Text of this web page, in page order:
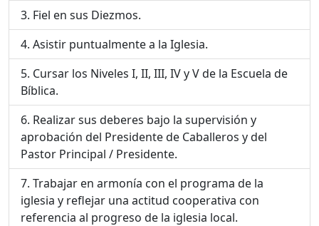
Fiel en sus Diezmos.
Asistir puntualmente a la Iglesia.
Cursar los Niveles I, II, III, IV y V de la Escuela de
Bíblica.
Realizar sus deberes bajo la supervisión y
aprobación del Presidente de Caballeros y del
Pastor Principal / Presidente.
Trabajar en armonía con el programa de la
iglesia y reflejar una actitud cooperativa con
referencia al progreso de la iglesia local.